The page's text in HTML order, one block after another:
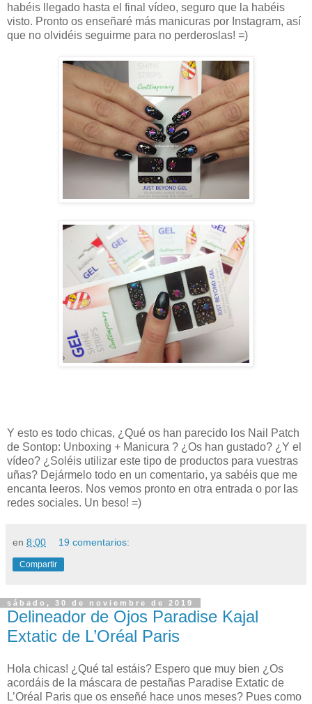
habéis llegado hasta el final vídeo, seguro que la habéis
visto. Pronto os enseñaré más manicuras por Instagram, así
que no olvidéis seguirme para no perderoslas! =)
Y esto es todo chicas, ¿Qué os han parecido los Nail Patch
de Sontop: Unboxing + Manicura ? ¿Os han gustado? ¿Y el
vídeo? ¿Soléis utilizar este tipo de productos para vuestras
uñas? Dejármelo todo en un comentario, ya sabéis que me
encanta leeros. Nos vemos pronto en otra entrada o por las
redes sociales. Un beso! =)
en 8:00 19 comentarios:
Compartir
sábado, 30 de noviembre de 2019
Delineador de Ojos Paradise Kajal
Extatic de L’Oréal Paris
Hola chicas! ¿Qué tal estáis? Espero que muy bien ¿Os
acordáis de la máscara de pestañas Paradise Extatic de
L’Oréal Paris que os enseñé hace unos meses? Pues como